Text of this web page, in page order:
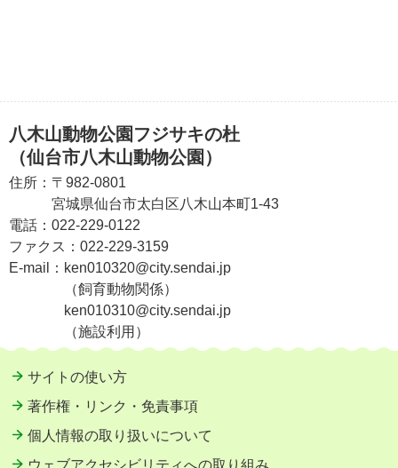
八木山動物公園フジサキの杜
（仙台市八木山動物公園）
住所： 〒982-0801
宮城県仙台市太白区八木山本町1-43
電話： 022-229-0122
ファクス： 022-229-3159
E-mail： ken010320@city.sendai.jp
（飼育動物関係）
ken010310@city.sendai.jp
（施設利用）
サイトの使い方
著作権・リンク・免責事項
個人情報の取り扱いについて
ウェブアクセシビリティへの取り組み